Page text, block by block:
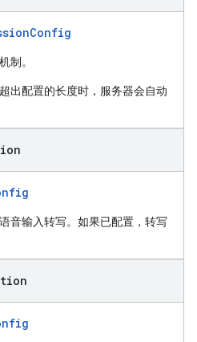
制。
出配置的长度时，服务器会自动
音输入转写。如果已配置，转写